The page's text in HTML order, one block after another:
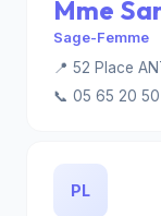
Mme
Sage-Femme
📍 52 Place
📞 05 65 20
PL